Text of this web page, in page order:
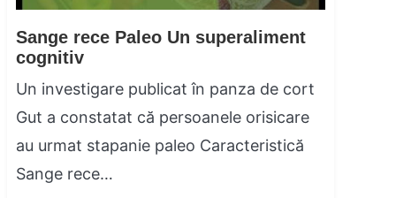
Sange rece Paleo Un superaliment
cognitiv
Un investigare publicat în panza de cort
Gut a constatat că persoanele orisicare
au urmat stapanie paleo Caracteristică
Sange rece…